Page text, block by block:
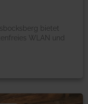
bietet
WLAN und